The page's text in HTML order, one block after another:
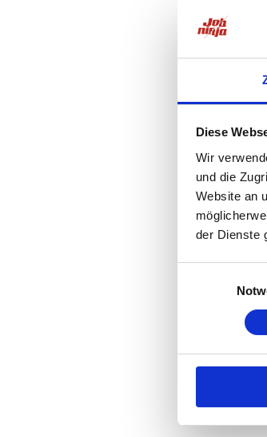
Diese
Wir
und die
Website an
der Dienste